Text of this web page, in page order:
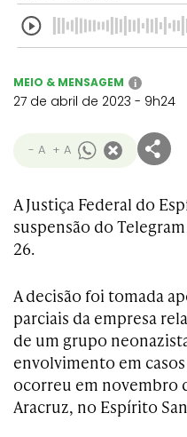
MEIO & MENSAGEM i
27 de abril de 2023 - 9h24
- A + A
A Justiça Federal do
suspensão do
26.
A decisão foi tomada
parciais da empresa
de um grupo
envolvimento em
ocorreu em novembro
Aracruz, no Espírito